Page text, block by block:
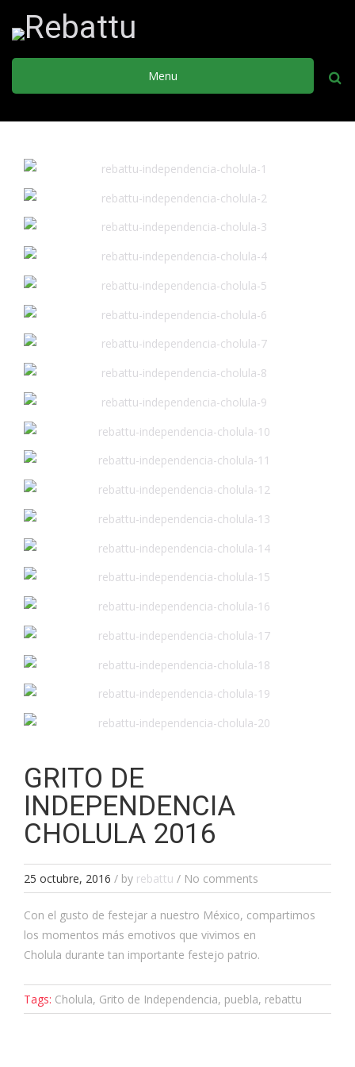
Menu
GRITO DE
INDEPENDENCIA
CHOLULA 2016
25 octubre, 2016 / by rebattu / No comments
Con el gusto de festejar a nuestro México, compartimos
los momentos más emotivos que vivimos en
Cholula durante tan importante festejo patrio.
Tags: Cholula, Grito de Independencia, puebla, rebattu